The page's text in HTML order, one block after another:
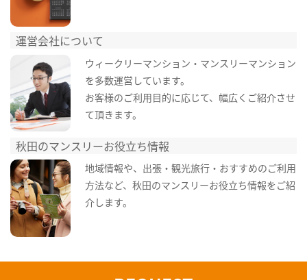
運営会社について
ウィークリーマンション・マンスリーマンション
を多数運営しています。
お客様のご利用目的に応じて、幅広くご紹介させ
て頂きます。
秋田のマンスリーお役立ち情報
地域情報や、出張・観光旅行・おすすめのご利用
方法など、秋田のマンスリーお役立ち情報をご紹
介します。